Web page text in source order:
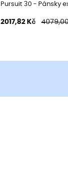
Pursuit 30 - Pánsky
2017,82 Kč